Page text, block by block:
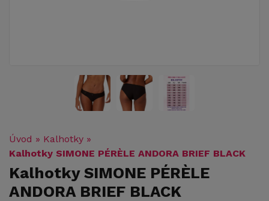
Úvod » Kalhotky »
Kalhotky SIMONE PÉRÈLE ANDORA BRIEF BLACK
Kalhotky SIMONE PÉRÈLE
ANDORA BRIEF BLACK